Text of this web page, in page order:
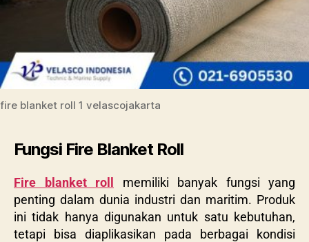
fire blanket roll 1 velascojakarta
Fungsi Fire Blanket Roll
Fire blanket roll
memiliki banyak fungsi yang
penting dalam dunia industri dan maritim. Produk
ini tidak hanya digunakan untuk satu kebutuhan,
tetapi bisa diaplikasikan pada berbagai kondisi